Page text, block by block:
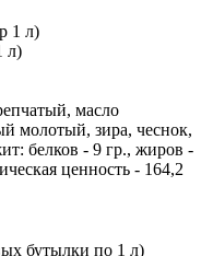
л)
масло
молотый, зира, чеснок,
белков - 9 гр., жиров -
ценность - 164,2